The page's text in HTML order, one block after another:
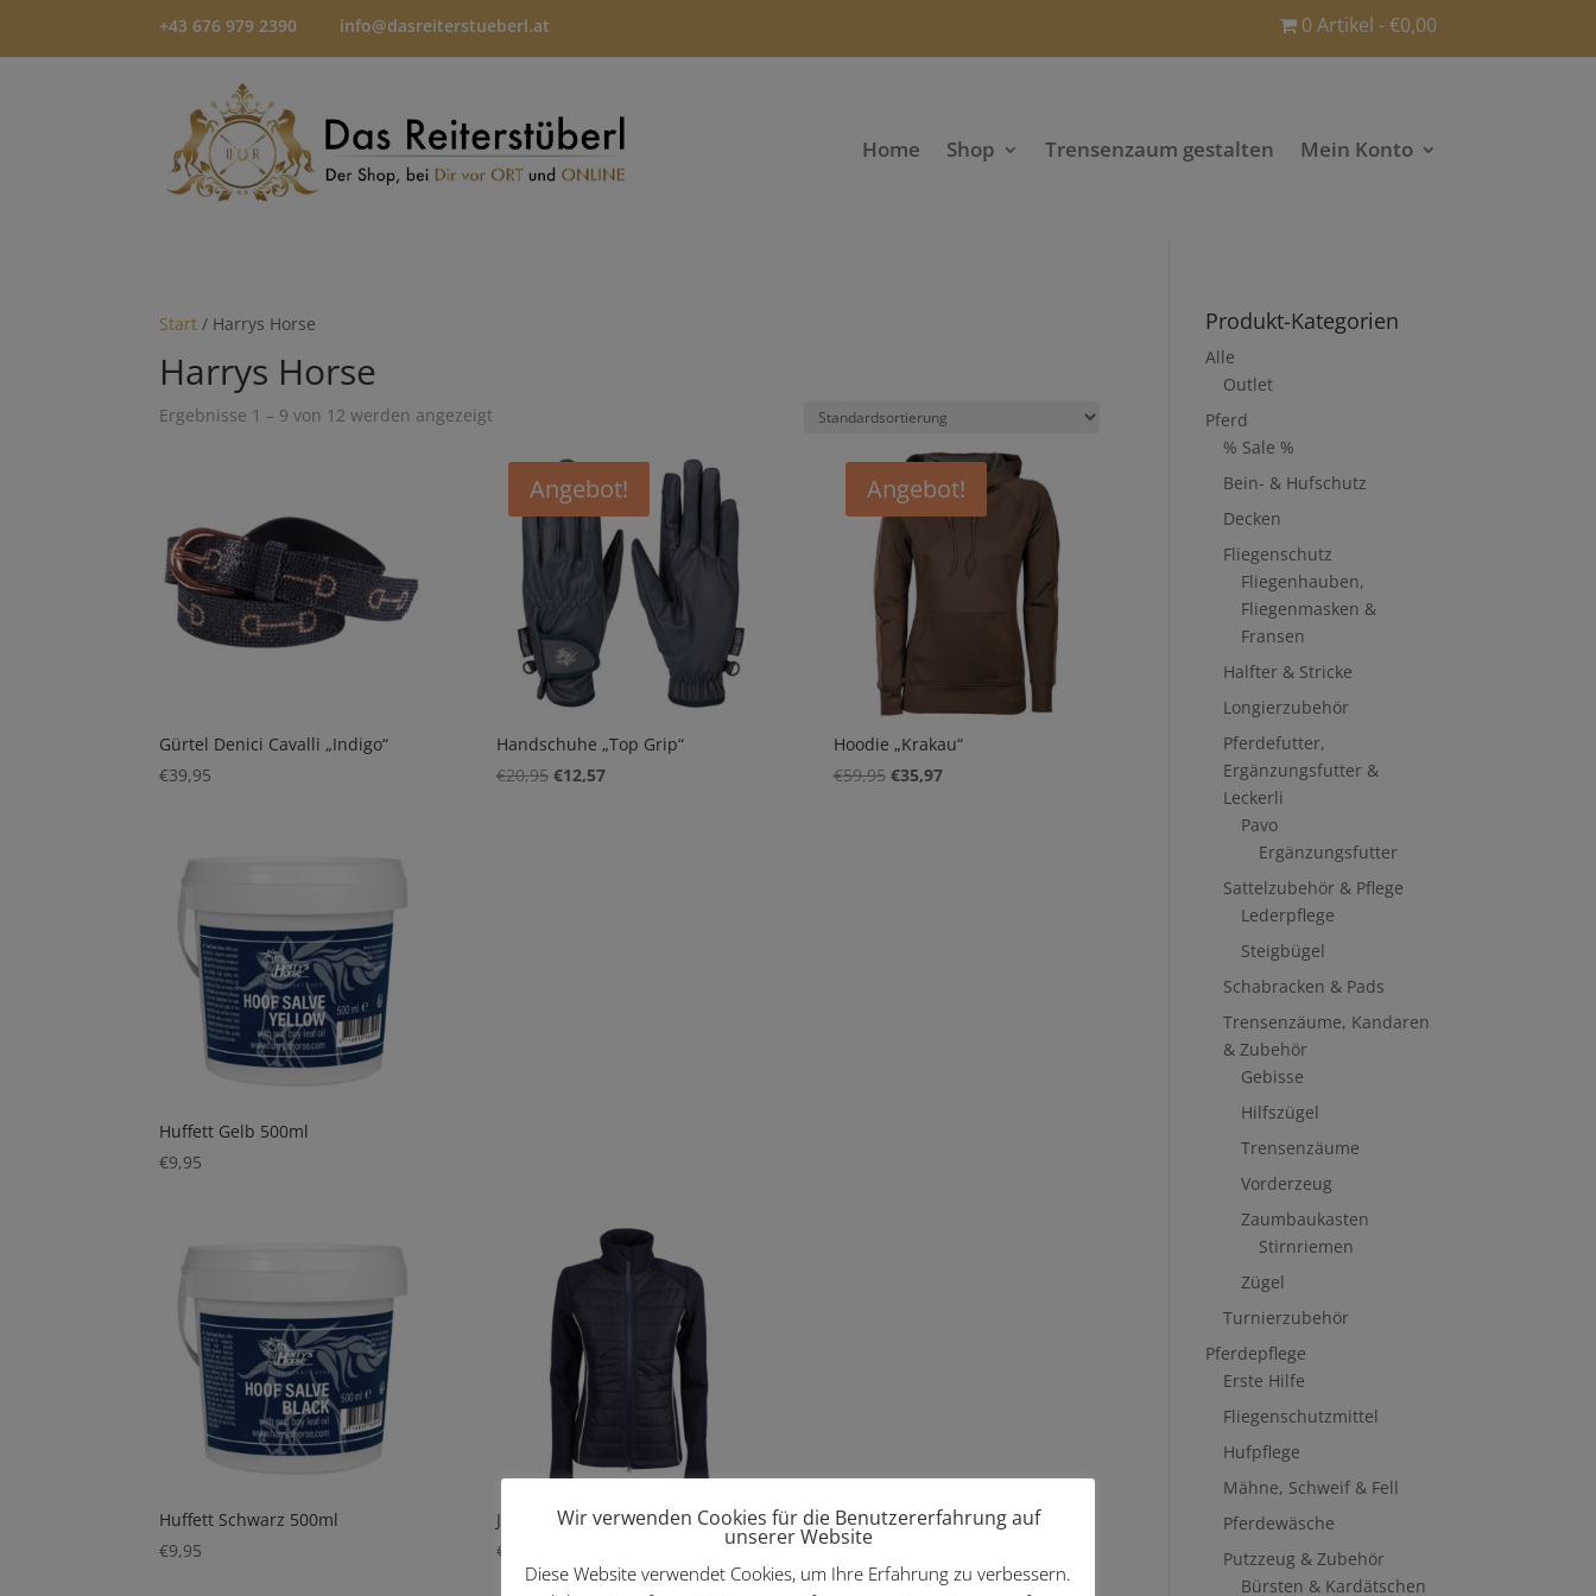
+43 676 979 2390 info@dasreiterstueberl.at 0 Artikel €0,00
Home Shop Trensenzaum gestalten Mein Konto
Start / Harrys Horse
Harrys Horse
Ergebnisse 1 – 9 von 12 werden angezeigt
Gürtel Denici Cavalli „Indigo“
€39,95
Angebot!
Handschuhe „Top Grip“
€20,95 Ursprünglicher
€12,57Aktueller
Angebot!
Hoodie „Krakau“
€59,95 Ursprünglicher
€35,97Aktueller
Huffett Gelb 500ml
€9,95
Huffett Schwarz 500ml
€9,95
Jacke EQS Silver
€
Produkt-Kategorien
Alle
Outlet
Pferd
% Sale %
Bein- & Hufschutz
Decken
Fliegenschutz
Fliegenhauben,
Fliegenmasken &
Fransen
Halfter & Stricke
Longierzubehör
Pferdefutter,
Ergänzungsfutter &
Leckerli
Pavo
Ergänzungsfutter
Sattelzubehör & Pflege
Lederpflege
Steigbügel
Schabracken & Pads
Trensenzäume, Kandaren
& Zubehör
Gebisse
Hilfszügel
Trensenzäume
Vorderzeug
Zaumbaukasten
Stirnriemen
Zügel
Turnierzubehör
Pferdepflege
Erste Hilfe
Fliegenschutzmittel
Hufpflege
Mähne, Schweif & Fell
Pferdewäsche
Putzzeug & Zubehör
Bürsten & Kardätschen
Wir verwenden Cookies für die Benutzererfahrung auf
unserer Website
Diese Website verwendet Cookies, um Ihre Erfahrung zu verbessern.